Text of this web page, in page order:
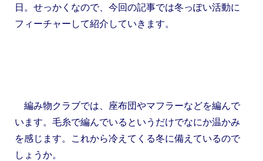
日 。せっかくなので、今回の記事では冬っぽい活動に
フィーチャーして紹介していきます。
編み物クラブでは、座布団やマフラーなどを編んで
います。毛糸で編んでいるというだけでなにか温かみ
を感じます。これから冷えてくる冬に備えているので
しょうか。